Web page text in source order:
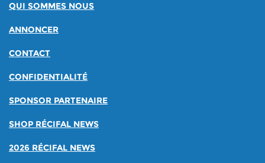
QUI SOMMES NOUS
ANNONCER
CONTACT
CONFIDENTIALITÉ
SPONSOR PARTENAIRE
SHOP RÉCIFAL NEWS
2026 RÉCIFAL NEWS